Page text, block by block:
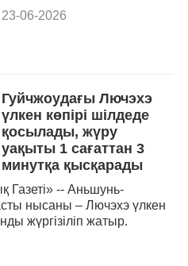
23-06-2026
Гуйчжоудағы Лючэхэ
үлкен көпірі шілдеде
қосылады, жүру
уақыты 1 сағаттан 3
минутқа қысқарады
Газеті» -- Аньшунь-
нысаны – Лючэхэ үлкен
жүргізіліп жатыр.